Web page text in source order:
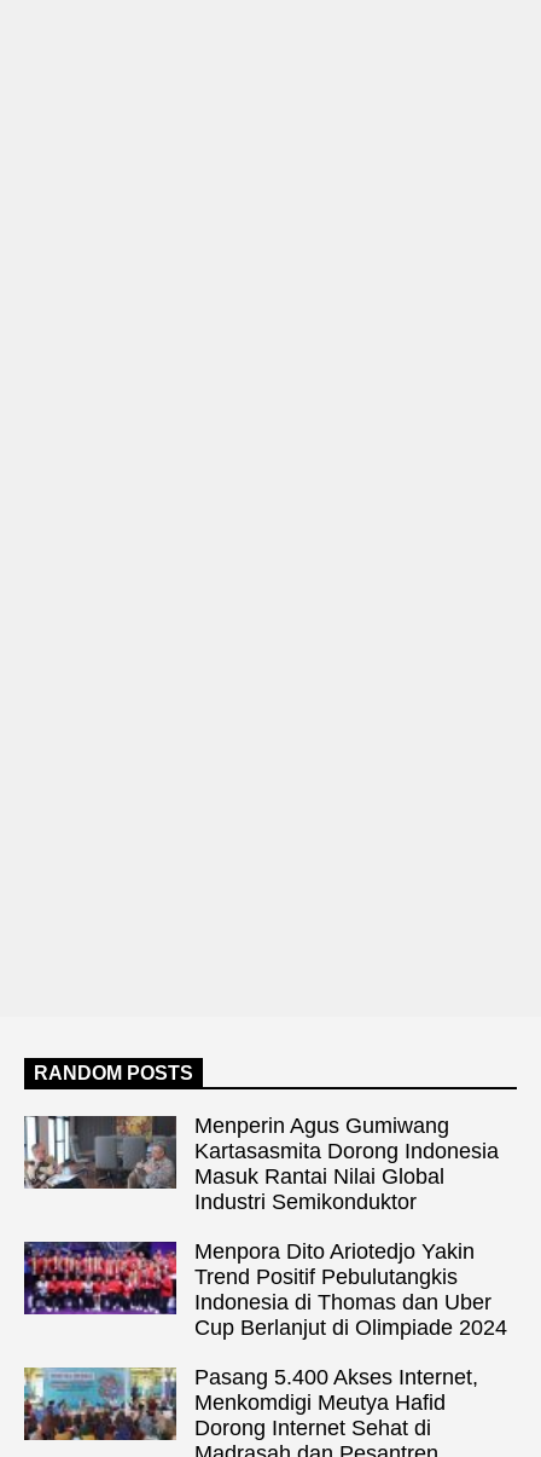
RANDOM POSTS
Menperin Agus Gumiwang
Kartasasmita Dorong Indonesia
Masuk Rantai Nilai Global
Industri Semikonduktor
Menpora Dito Ariotedjo Yakin
Trend Positif Pebulutangkis
Indonesia di Thomas dan Uber
Cup Berlanjut di Olimpiade 2024
Pasang 5.400 Akses Internet,
Menkomdigi Meutya Hafid
Dorong Internet Sehat di